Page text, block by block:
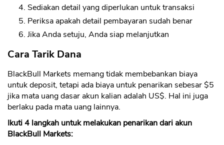
Sediakan detail yang diperlukan untuk transaksi
Periksa apakah detail pembayaran sudah benar
Jika Anda setuju, Anda siap melanjutkan
Cara Tarik Dana
BlackBull Markets memang tidak membebankan biaya
untuk deposit, tetapi ada biaya untuk penarikan sebesar $5
jika mata uang dasar akun kalian adalah US$. Hal ini juga
berlaku pada mata uang lainnya.
Ikuti 4 langkah untuk melakukan penarikan dari akun
BlackBull Markets: